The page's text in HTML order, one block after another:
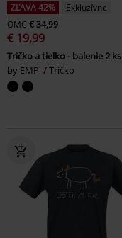
ZĽAVA 42%
Exkluzívne
OMC € 34,99
€ 19,99
Tričko a tielko - balenie 2 ks
by EMP
Tričko